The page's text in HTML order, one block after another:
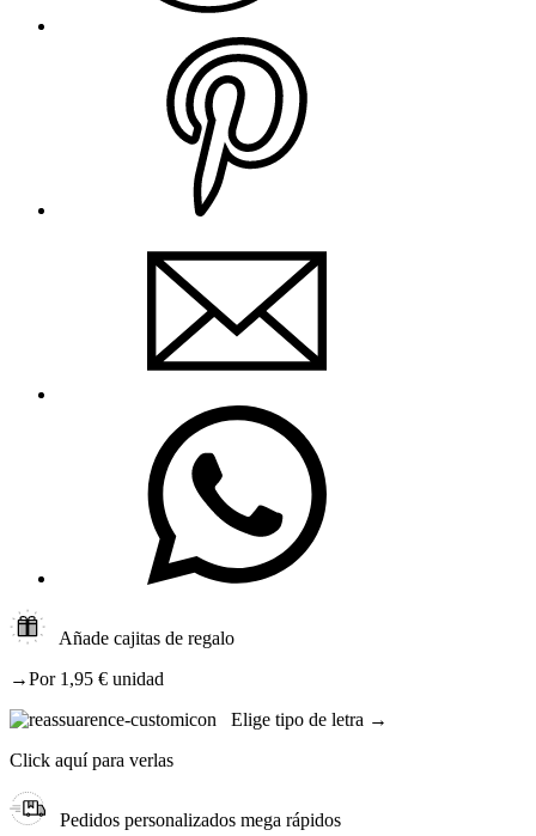
Añade cajitas de regalo
→Por 1,95 € unidad
Elige tipo de letra →
Click aquí para verlas
Pedidos personalizados mega rápidos